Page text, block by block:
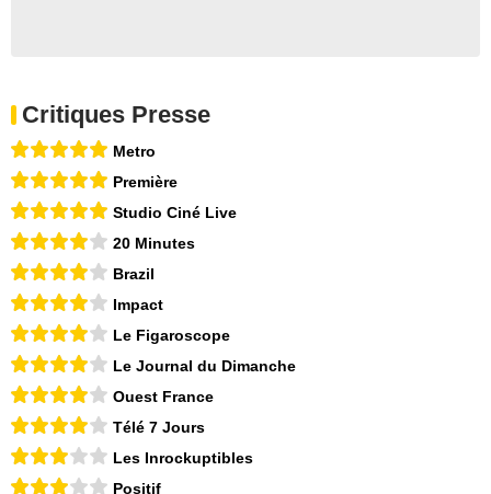
Critiques Presse
Metro
Première
Studio Ciné Live
20 Minutes
Brazil
Impact
Le Figaroscope
Le Journal du Dimanche
Ouest France
Télé 7 Jours
Les Inrockuptibles
Positif